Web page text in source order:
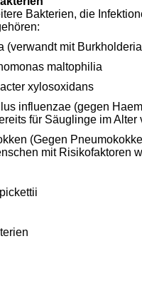
Bakterien, die
(verwandt mit
maltophilia
xylosoxidans
influenzae (gegen
für Säuglinge im
(Gegen
mit Risikofaktoren